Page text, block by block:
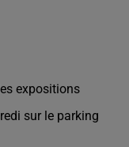
expositions
sur le parking